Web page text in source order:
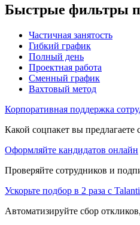
Быстрые фильтры
Частичная занятость
Гибкий график
Полный день
Проектная работа
Сменный график
Вахтовый метод
Корпоративная поддержка
Какой соцпакет вы
Оформляйте кандидатов онлайн
Проверяйте сотрудников и
Ускорьте подбор в 2 раза с
Автоматизируйте сбор